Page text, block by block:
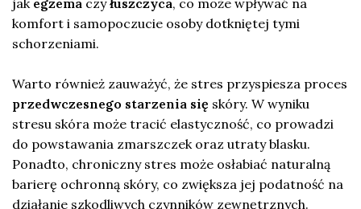
komfort i samopoczucie osoby dotkniętej tymi
schorzeniami.
Warto również zauważyć, że stres przyspiesza proces
przedwczesnego starzenia się skóry. W wyniku
stresu skóra może tracić elastyczność, co prowadzi
do powstawania zmarszczek oraz utraty blasku.
Ponadto, chroniczny stres może osłabiać naturalną
barierę ochronną skóry, co zwiększa jej podatność na
działanie szkodliwych czynników zewnętrznych.